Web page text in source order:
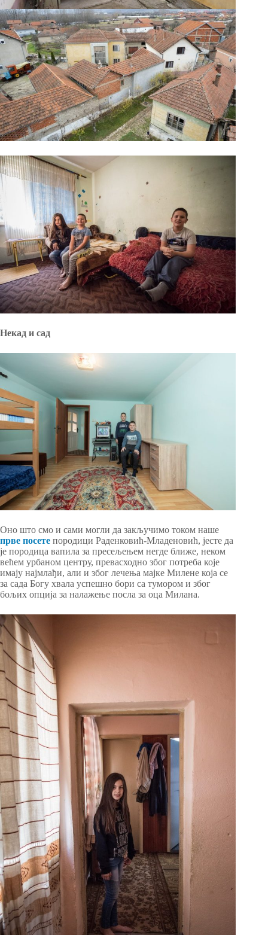
Некад и сад
Оно што смо и сами могли да закључимо током наше
прве посете породици Раденковић-Младеновић, јесте да
је породица вапила за пресељењем негде ближе, неком
већем урбаном центру, превасходно због потреба које
имају најмлађи, али и због лечења мајке Милене која се
за сада Богу хвала успешно бори са тумором и због
бољих опција за налажење посла за оца Милана.